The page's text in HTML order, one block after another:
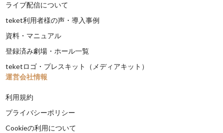
ライブ配信について
teket利用者様の声・導入事例
資料・マニュアル
登録済み劇場・ホール一覧
teketロゴ・プレスキット（メディアキット）
運営会社情報
利用規約
プライバシーポリシー
Cookieの利用について